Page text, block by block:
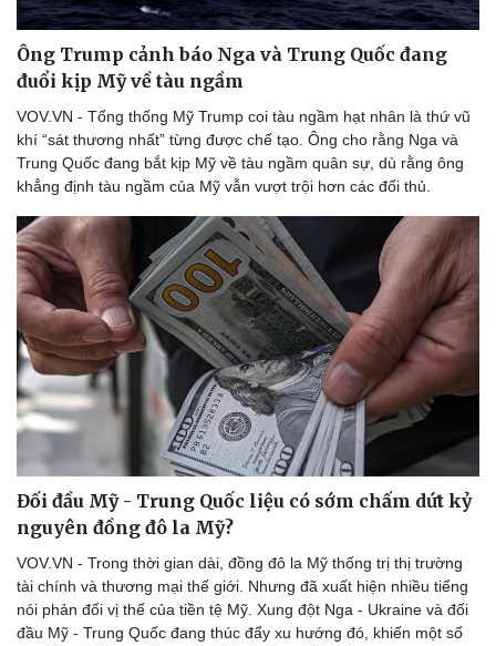
Ông Trump cảnh báo Nga và Trung Quốc đang
đuổi kịp Mỹ về tàu ngầm
VOV.VN - Tổng thống Mỹ Trump coi tàu ngầm hạt nhân là thứ vũ
khí “sát thương nhất” từng được chế tạo. Ông cho rằng Nga và
Trung Quốc đang bắt kịp Mỹ về tàu ngầm quân sự, dù rằng ông
khẳng định tàu ngầm của Mỹ vẫn vượt trội hơn các đối thủ.
Đối đầu Mỹ - Trung Quốc liệu có sớm chấm dứt kỷ
nguyên đồng đô la Mỹ?
VOV.VN - Trong thời gian dài, đồng đô la Mỹ thống trị thị trường
tài chính và thương mại thế giới. Nhưng đã xuất hiện nhiều tiếng
nói phản đối vị thế của tiền tệ Mỹ. Xung đột Nga - Ukraine và đối
đầu Mỹ - Trung Quốc đang thúc đẩy xu hướng đó, khiến một số